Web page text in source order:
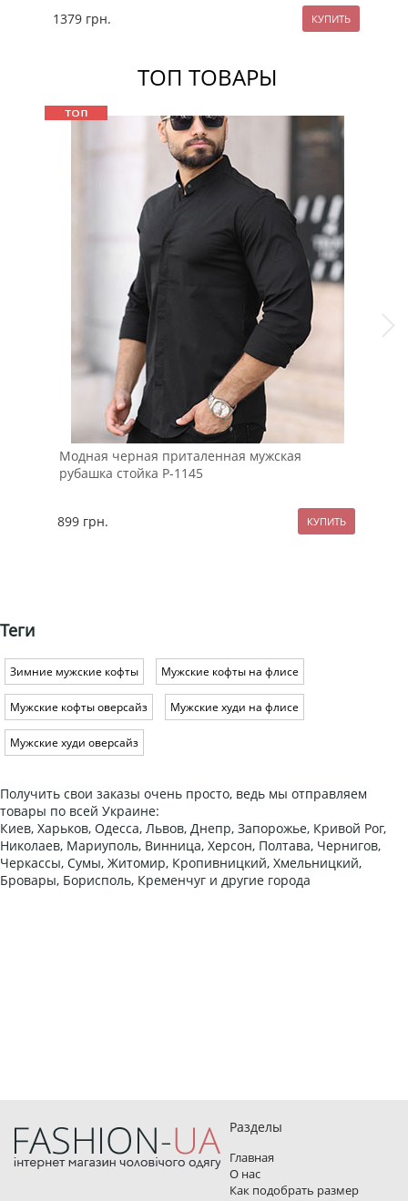
1379 грн.
ТОП ТОВАРЫ
Модная черная приталенная мужская
рубашка стойка Р-1145
899 грн.
Теги
Зимние мужские кофты Мужские кофты на флисе
Мужские кофты оверсайз Мужские худи на флисе
Мужские худи оверсайз
Получить свои заказы очень просто, ведь мы отправляем
товары по всей Украине:
Киев, Харьков, Одесса, Львов, Днепр, Запорожье, Кривой Рог,
Николаев, Мариуполь, Винница, Херсон, Полтава, Чернигов,
Черкассы, Сумы, Житомир, Кропивницкий, Хмельницкий,
Бровары, Борисполь, Кременчуг и другие города
Разделы
Главная
О нас
Как подобрать размер